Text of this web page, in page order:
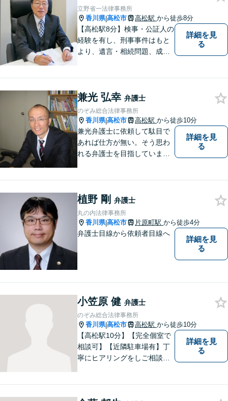
立野省一法律事務所
香川県|高松市 高松駅 から徒歩8分
【高松駅8分】検事・公証人の
経験を有し、刑事事件はもと
より、遺言・相続問題、成年
扱うほか、一般民事事件も取
り扱っております。
詳細を見
る
兼光 弘幸 弁護士
のぞみ総合法律事務所
香川県|高松市 高松駅 から徒歩10分
兼光弁護士に依頼して駄目で
あれば仕方が無い。そう思わ
れる弁護士を目指していま
詳細を見
る
植野 剛 弁護士
丸の内法律事務所
香川県|高松市 片原町駅 から徒歩4分
弁護士目線から依頼者目線へ
詳細を見
る
小笠原 健 弁護士
のぞみ総合法律事務所
香川県|高松市 高松駅 から徒歩10分
【高松駅10分】【完全個室で
相談可】【近隣駐車場有】丁
寧にヒアリングをしご相談者
詳細を見
る